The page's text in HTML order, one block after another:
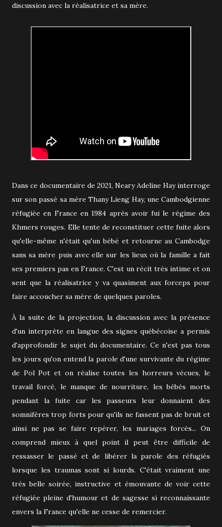
discussion avec la réalisatrice et sa mère.
Dans ce documentaire de 2021, Neary Adeline Hay interroge
sur son passé sa mère Thany Lieng Hay, une Cambodgienne
réfugiée en France en 1984 après avoir fui le régime des
Khmers rouges. Elle tente de reconstituer cette fuite alors
qu'elle-même n'était qu'un bébé et retourne au Cambodge
sans sa mère puis avec elle sur les lieux où la famille a fait
ses premiers pas en France. C'est un récit très intime et on
sent que la réalisatrice y va quasiment aux forceps pour
faire accoucher sa mère de quelques paroles.
À la suite de la projection, la discussion avec la présence
d'un interprète en langue des signes québécoise a permis
d'approfondir le sujet du documentaire. Ce n'est pas tous
les jours qu'on entend la parole d'une survivante du régime
de Pol Pot et on réalise toutes les horreurs vécues, le
travail forcé, le manque de nourriture, les bébés morts
pendant la fuite car les passeurs leur donnaient des
somnifères trop forts pour qu'ils ne fassent pas de bruit et
ainsi ne pas se faire repérer, les mariages forcés... On
comprend mieux à quel point il peut être difficile de
ressasser le passé et de libérer la parole des réfugiés
lorsque les traumas sont si lourds. C'était vraiment une
très belle soirée, instructive et émouvante de voir cette
réfugiée pleine d'humour et de sagesse si reconnaissante
envers la France qu'elle ne cesse de remercier.